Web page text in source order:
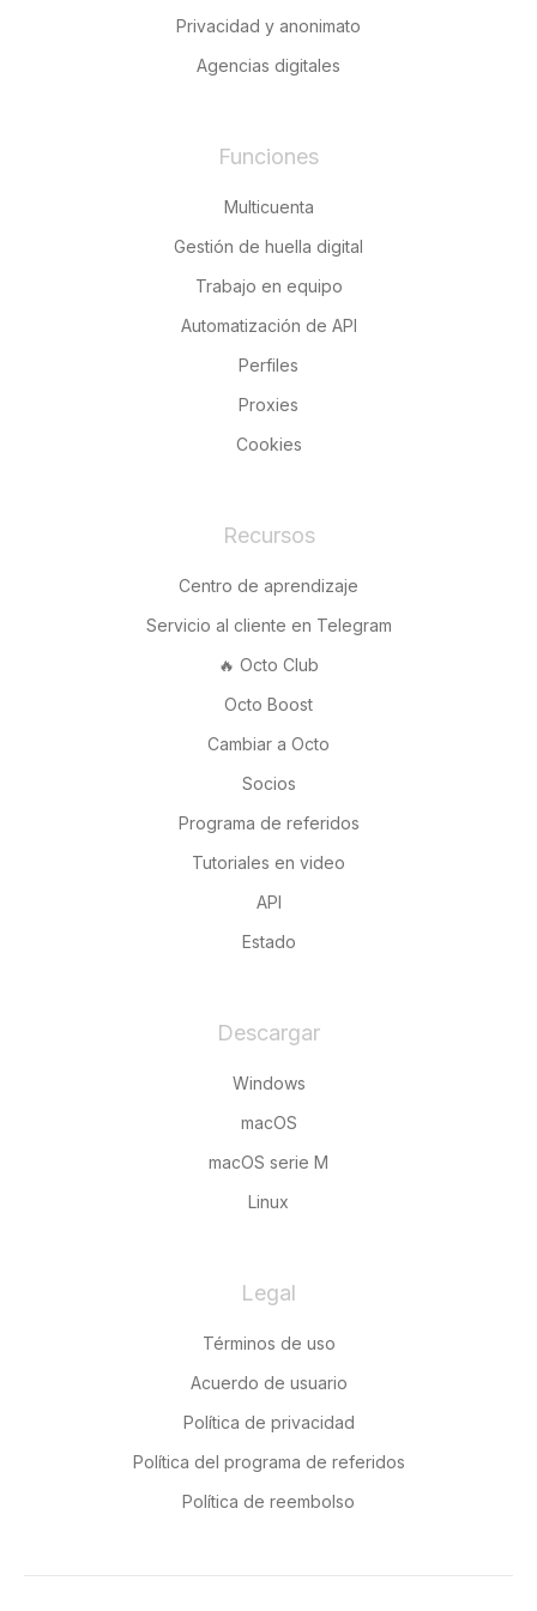
Privacidad y anonimato
Agencias digitales
Funciones
Multicuenta
Gestión de huella digital
Trabajo en equipo
Automatización de API
Perfiles
Proxies
Cookies
Recursos
Centro de aprendizaje
Servicio al cliente en Telegram
🔥 Octo Club
Octo Boost
Cambiar a Octo
Socios
Programa de referidos
Tutoriales en video
API
Estado
Descargar
Windows
macOS
macOS serie M
Linux
Legal
Términos de uso
Acuerdo de usuario
Política de privacidad
Política del programa de referidos
Política de reembolso